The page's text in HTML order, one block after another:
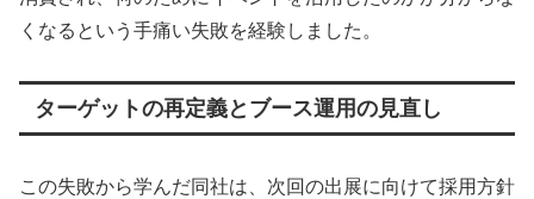
くなるという手痛い失敗を経験しました。
ターゲットの再定義とブース運用の見直し
この失敗から学んだ同社は、次回の出展に向けて採用方針